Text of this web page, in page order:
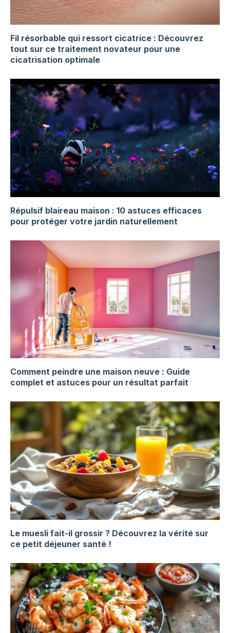
Fil résorbable qui ressort cicatrice : Découvrez
tout sur ce traitement novateur pour une
cicatrisation optimale
Répulsif blaireau maison : 10 astuces efficaces
pour protéger votre jardin naturellement
Comment peindre une maison neuve : Guide
complet et astuces pour un résultat parfait
Le muesli fait-il grossir ? Découvrez la vérité sur
ce petit déjeuner santé !